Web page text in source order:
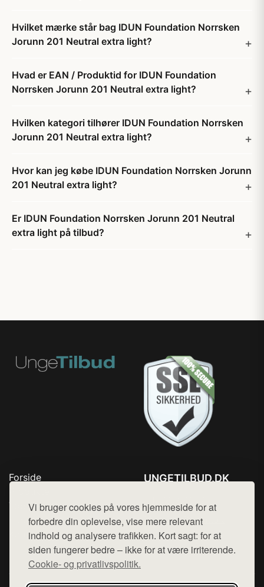
Vi bruger cookies på vores hjemmeside for at
forbedre din oplevelse, vise mere relevant
indhold og analysere trafikken. Kort sagt: for at
siden fungerer bedre – ikke for at være irriterende.
Cookie- og privatlivspolitik.
Hvilket mærke står bag IDUN Foundation Norrsken
Jorunn 201 Neutral extra light?
Hvad er EAN / Produktid for IDUN Foundation
Norrsken Jorunn 201 Neutral extra light?
Hvilken kategori tilhører IDUN Foundation Norrsken
Jorunn 201 Neutral extra light?
Hvor kan jeg købe IDUN Foundation Norrsken Jorunn
201 Neutral extra light?
Er IDUN Foundation Norrsken Jorunn 201 Neutral
extra light på tilbud?
Forside
Top Rabatter
Blog
Kontakt
UNGETILBUD.DK
Mail: hej@want.dk
Cookie- og privatlivspolitik